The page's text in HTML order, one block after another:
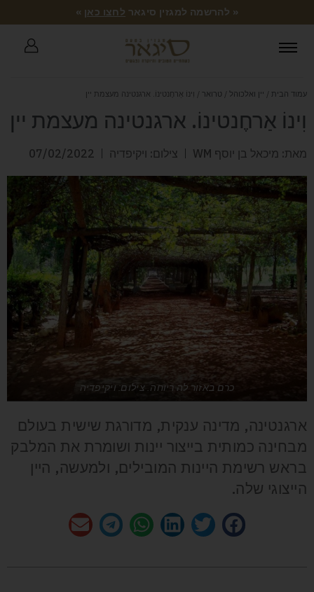
« להרשמה למגזין סיגאר לחצו כאן »
עמוד הבית / יין ואלכוהל / טרואר / וִינוֹ אַרחֶנטינוֹ. ארגנטינה מעצמת יין
וִינוֹ אַרחֶנטינוֹ. ארגנטינה מעצמת יין
מאת: מיכאל בן יוסף WM צילום: ויקיפדיה 07/02/2022
כרם באזור לה ריוחה. צילום: ויקיפדיה
ארגנטינה, מדינה ענקית, מדורגת שישית בעולם
מבחינה כמותית בייצור יינות ושומרת את המלבק
בראש רשימת היינות המובילים, ולמעשה, היין
הייצוגי שלה.